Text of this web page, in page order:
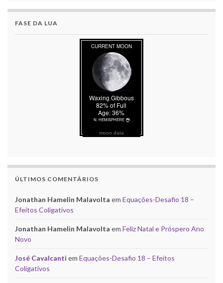
FASE DA LUA
moon data
ÚLTIMOS COMENTÁRIOS
Jonathan Hamelin Malavolta em Equações-Desafio 18 –
Efeitos Coligativos
Jonathan Hamelin Malavolta em Feliz Natal e Próspero Ano
Novo
José Cavalcanti em Equações-Desafio 18 – Efeitos
Coligativos